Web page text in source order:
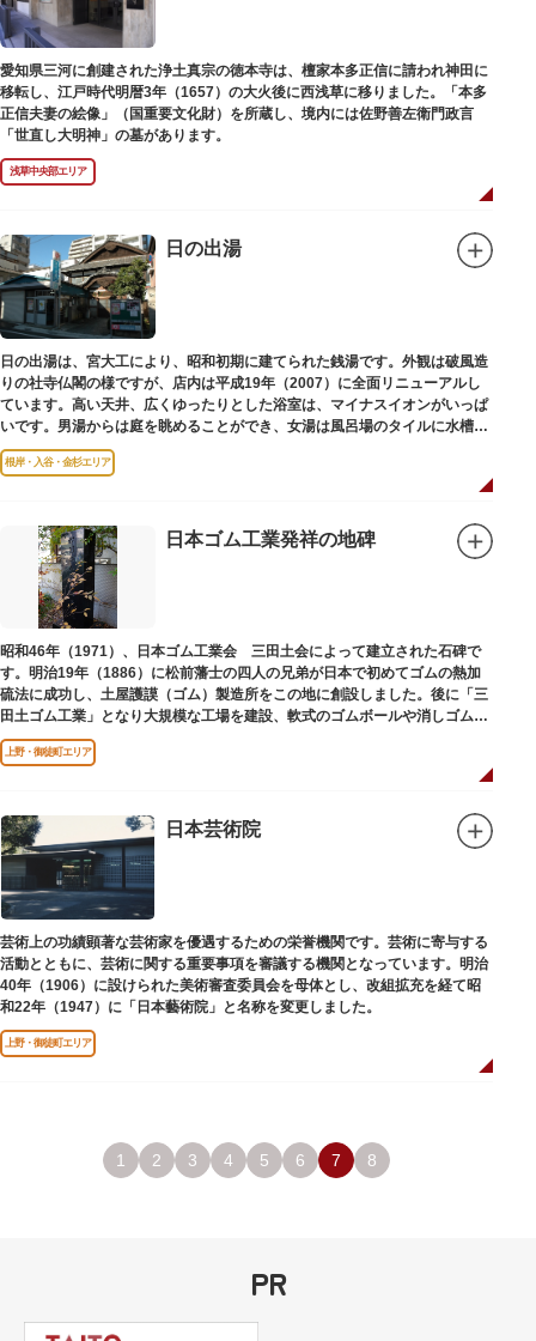
愛知県三河に創建された浄土真宗の徳本寺は、檀家本多正信に請われ神田に
移転し、江戸時代明暦3年（1657）の大火後に西浅草に移りました。「本多
正信夫妻の絵像」（国重要文化財）を所蔵し、境内には佐野善左衛門政言
「世直し大明神」の墓があります。
浅草中央部エリア
日の出湯
日の出湯は、宮大工により、昭和初期に建てられた銭湯です。外観は破風造
りの社寺仏閣の様ですが、店内は平成19年（2007）に全面リニューアルし
ています。高い天井、広くゆったりとした浴室は、マイナスイオンがいっぱ
いです。男湯からは庭を眺めることができ、女湯は風呂場のタイルに水槽が
はめ込まれ、可愛い金魚が泳いでいます。
根岸・入谷・金杉エリア
日本ゴム工業発祥の地碑
昭和46年（1971）、日本ゴム工業会 三田土会によって建立された石碑で
す。明治19年（1886）に松前藩士の四人の兄弟が日本で初めてゴムの熱加
硫法に成功し、土屋護謨（ゴム）製造所をこの地に創設しました。後に「三
田土ゴム工業」となり大規模な工場を建設、軟式のゴムボールや消しゴムな
ど新しいゴム製品を次々に開発しました。
上野・御徒町エリア
日本芸術院
芸術上の功績顕著な芸術家を優遇するための栄誉機関です。芸術に寄与する
活動とともに、芸術に関する重要事項を審議する機関となっています。明治
40年（1906）に設けられた美術審査委員会を母体とし、改組拡充を経て昭
和22年（1947）に「日本藝術院」と名称を変更しました。
上野・御徒町エリア
1 2 3 4 5 6 7 8
PR